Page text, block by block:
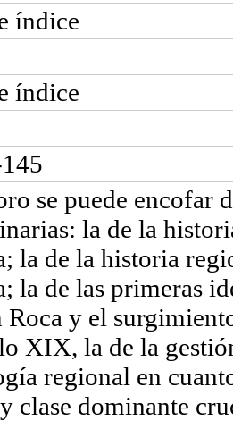
índice
índice
se puede encofar
la de la
la de la historia
la de las primeras
Roca y el
XIX, la de la
regional en
clase dominante